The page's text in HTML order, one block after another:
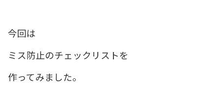
今回は
ミス防止のチェックリストを
作ってみました。